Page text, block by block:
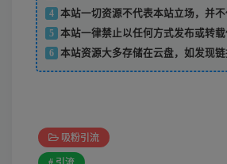
4
本站一切资源不代表本站立场，并
5
本站一律禁止以任何方式发布或转
6
本站资源大多存储在云盘，如发现
吸粉引流